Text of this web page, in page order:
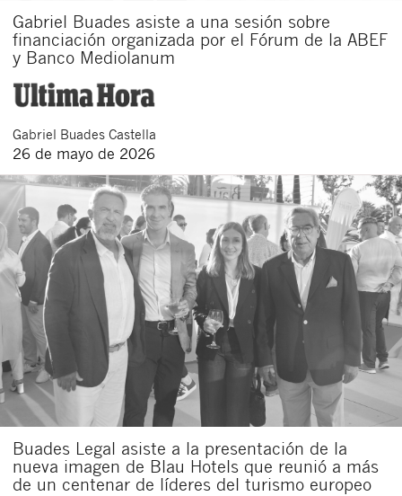
Gabriel Buades asiste a una sesión sobre
financiación organizada por el Fórum de la ABEF
y Banco Mediolanum
Gabriel Buades Castella
26 de mayo de 2026
Buades Legal asiste a la presentación de la
nueva imagen de Blau Hotels que reunió a más
de un centenar de líderes del turismo europeo